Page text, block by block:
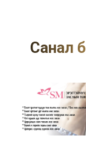
Санал